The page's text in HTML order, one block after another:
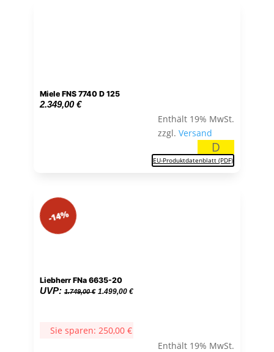
Miele FNS 7740 D 125
2.349,00€
Enthält 19% MwSt.
zzgl.Versand
D
EU-Produktdatenblatt (PDF)
Liebherr FNa 6635-20
UVP: 1.749,00€ Ursprünglicher
1.749,00 €
1.499,00 €Aktueller
Sie sparen: 250,00 €
Enthält 19% MwSt.
-14%